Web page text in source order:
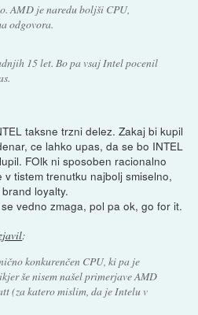
AMD je naredu boljši CPU,
odgovora.
15 let. Bo pa vsaj Intel pocenil
taksne trzni delez. Zakaj bi kupil
ce lahko upas, da se bo INTEL
FOlk ni sposoben racionalno
tistem trenutku najbolj smiselno,
loyalty.
vedno zmaga, pol pa ok, go for it.
:
konkurenčen CPU, ki pa je
še nisem našel primerjave AMD
(za katero mislim, da je Intelu v